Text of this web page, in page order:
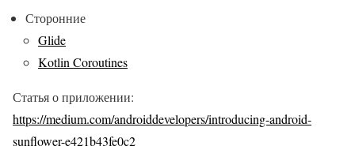
Сторонние
Glide
Kotlin Coroutines
Статья о приложении:
https://medium.com/androiddevelopers/introducing-android-
sunflower-e421b43fe0c2